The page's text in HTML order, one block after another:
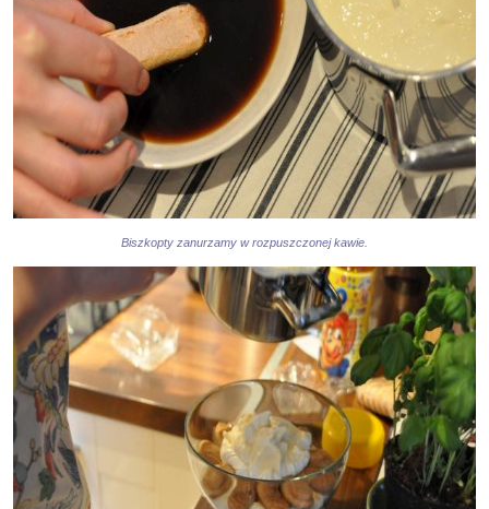
Biszkopty zanurzamy w rozpuszczonej kawie.